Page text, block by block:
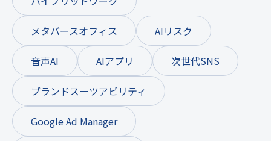
メタバースオフィス AIリスク
音声AI AIアプリ 次世代SNS
ブランドスーツアビリティ
Google Ad Manager